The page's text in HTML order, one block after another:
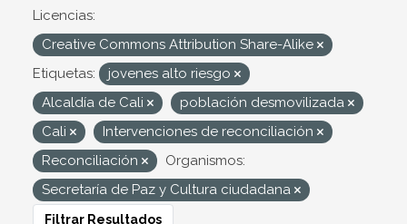
Licencias:
Creative Commons Attribution Share-Alike
Etiquetas:
jovenes alto riesgo
Alcaldía de Cali
población desmovilizada
Cali
Intervenciones de reconciliación
Reconciliación
Organismos:
Secretaría de Paz y Cultura ciudadana
Filtrar Resultados